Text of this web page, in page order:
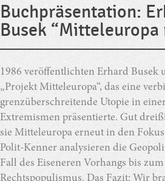
Buchpräsentation:
Busek “Mitteleuropa
1986 veröffentlichten Erhard Busek
„Projekt Mitteleuropa“, das eine
grenzüberschreitende Utopie in
Extremismen präsentierte. Gut
sie Mitteleuropa erneut in den
Polit-Kenner analysieren die
Fall des Eiseneren Vorhangs bis
Rechtspopulismus. Das Fazit: Wir